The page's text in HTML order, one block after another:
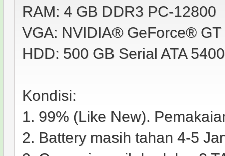
RAM: 4 GB DDR3 PC-12800
VGA: NVIDIA® GeForce® GT
HDD: 500 GB Serial ATA
Kondisi:
1. 99% (Like New).
2. Battery masih tahan 4-5